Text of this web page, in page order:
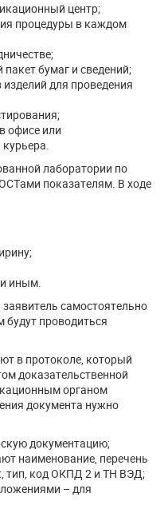
центр;
процедуры в каждом
бумаг и сведений;
для проведения
офисе или
лаборатории по
показателям. В ходе
и иным.
самостоятельно
будут проводиться
в протоколе, который
доказательственной
органом
документа нужно
документацию;
наименование, перечень
тип, код ОКПД 2 и ТН ВЭД;
– для